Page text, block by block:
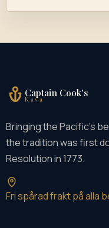
Captain Cook's
Kava
Bringing the Pacific's
the tradition was first
Resolution in 1773.
Fri spårad frakt på alla